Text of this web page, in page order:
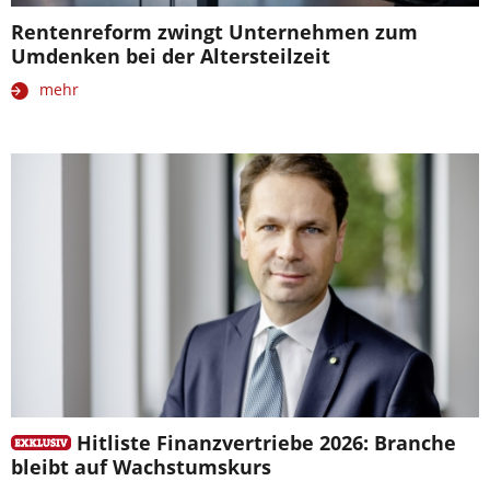
Rentenreform zwingt Unternehmen zum
Umdenken bei der Altersteilzeit
mehr
Hitliste Finanzvertriebe 2026: Branche
bleibt auf Wachstumskurs